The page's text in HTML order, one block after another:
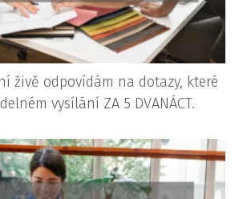
živě odpovídám na dotazy, které
vysílání ZA 5 DVANÁCT.